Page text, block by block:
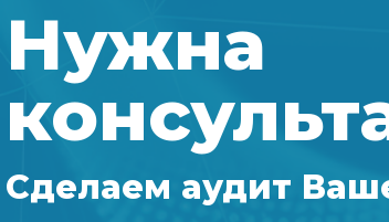
Нужна
Сделаем аудит